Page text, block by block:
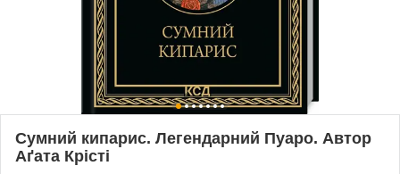
Сумний кипарис. Легендарний Пуаро. Автор
Аґата Крісті